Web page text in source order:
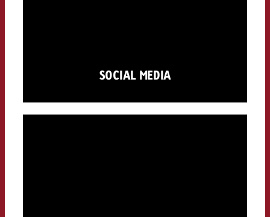
SOCIAL MEDIA